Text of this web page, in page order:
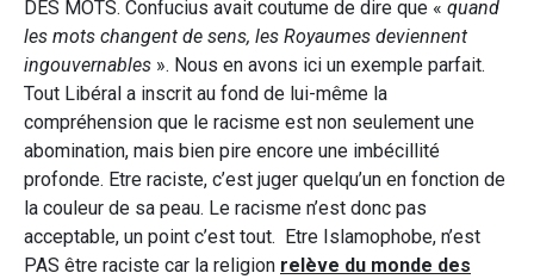
DES MOTS. Confucius avait coutume de dire que « quand
les mots changent de sens, les Royaumes deviennent
ingouvernables ». Nous en avons ici un exemple parfait.
Tout Libéral a inscrit au fond de lui-même la
compréhension que le racisme est non seulement une
abomination, mais bien pire encore une imbécillité
profonde. Etre raciste, c’est juger quelqu’un en fonction de
la couleur de sa peau. Le racisme n’est donc pas
acceptable, un point c’est tout. Etre Islamophobe, n’est
PAS être raciste car la religion relève du monde des